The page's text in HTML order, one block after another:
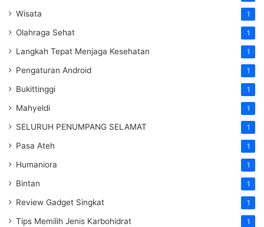
Wisata 1
Olahraga Sehat 1
Langkah Tepat Menjaga Kesehatan 1
Pengaturan Android 1
Bukittinggi 1
Mahyeldi 1
SELURUH PENUMPANG SELAMAT 1
Pasa Ateh 1
Humaniora 1
Bintan 1
Review Gadget Singkat 1
Tips Memilih Jenis Karbohidrat 1